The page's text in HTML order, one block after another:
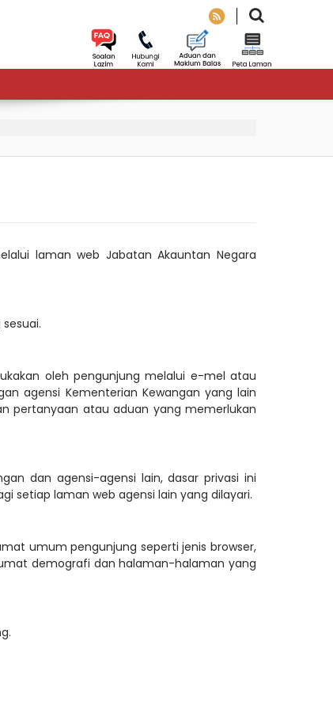
laman web Jabatan Akauntan Negara
oleh pengunjung melalui e-mel atau
agensi Kementerian Kewangan yang lain
pertanyaan atau aduan yang memerlukan
dan agensi-agensi lain, dasar privasi ini
setiap laman web agensi lain yang dilayari.
umum pengunjung seperti jenis browser,
demografi dan halaman-halaman yang